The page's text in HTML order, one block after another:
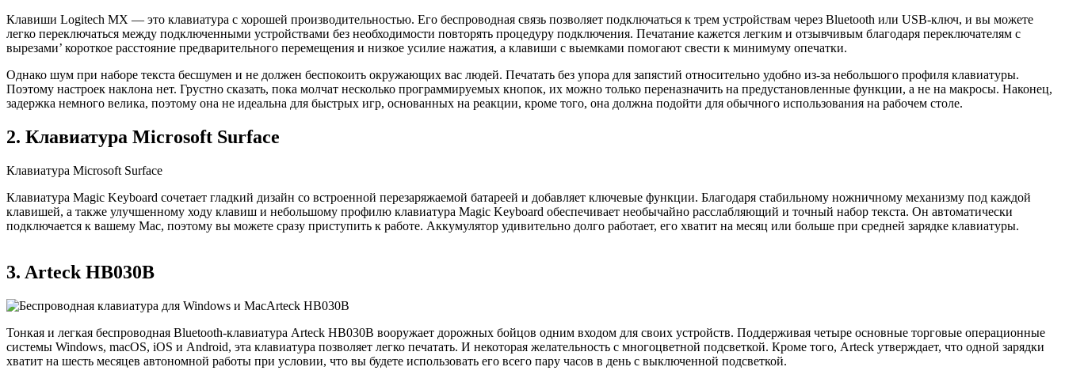
Клавиши Logitech MX — это клавиатура с хорошей производительностью. Его беспроводная связь позволяет подключаться к трем устройствам через Bluetooth или USB-ключ, и вы можете
легко переключаться между подключенными устройствами без необходимости повторять процедуру подключения. Печатание кажется легким и отзывчивым благодаря переключателям с
вырезами’ короткое расстояние предварительного перемещения и низкое усилие нажатия, а клавиши с выемками помогают свести к минимуму опечатки.
Однако шум при наборе текста бесшумен и не должен беспокоить окружающих вас людей. Печатать без упора для запястий относительно удобно из-за небольшого профиля клавиатуры.
Поэтому настроек наклона нет. Грустно сказать, пока молчат несколько программируемых кнопок, их можно только переназначить на предустановленные функции, а не на макросы. Наконец,
задержка немного велика, поэтому она не идеальна для быстрых игр, основанных на реакции, кроме того, она должна подойти для обычного использования на рабочем столе.
2. Клавиатура Microsoft Surface
Клавиатура Microsoft Surface
Клавиатура Magic Keyboard сочетает гладкий дизайн со встроенной перезаряжаемой батареей и добавляет ключевые функции. Благодаря стабильному ножничному механизму под каждой
клавишей, а также улучшенному ходу клавиш и небольшому профилю клавиатура Magic Keyboard обеспечивает необычайно расслабляющий и точный набор текста. Он автоматически
подключается к вашему Mac, поэтому вы можете сразу приступить к работе. Аккумулятор удивительно долго работает, его хватит на месяц или больше при средней зарядке клавиатуры.
3. Arteck HB030B
Arteck HB030B
Тонкая и легкая беспроводная Bluetooth-клавиатура Arteck HB030B вооружает дорожных бойцов одним входом для своих устройств. Поддерживая четыре основные торговые операционные
системы Windows, macOS, iOS и Android, эта клавиатура позволяет легко печатать. И некоторая желательность с многоцветной подсветкой. Кроме того, Arteck утверждает, что одной зарядки
хватит на шесть месяцев автономной работы при условии, что вы будете использовать его всего пару часов в день с выключенной подсветкой.